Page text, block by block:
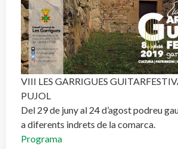
VIII LES GARRIGUES
PUJOL
Del 29 de juny al 24 d’agost podreu
a diferents indrets de la comarca.
Programa